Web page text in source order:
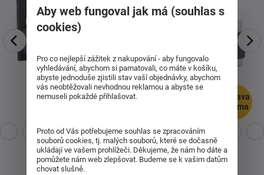
doprava
zdarma
Aby web fungoval jak má (souhlas s
cookies)
Pro co nejlepší zážitek z nakupování - aby fungovalo
vyhledávání, abychom si pamatovali, co máte v košíku,
abyste jednoduše zjistili stav vaší objednávky, abychom
vás neobtěžovali nevhodnou reklamou a abyste se
nemuseli pokaždé přihlašovat.
Proto od Vás potřebujeme souhlas se zpracováním
souborů cookies, tj. malých souborů, které se dočasně
ukládají ve vašem prohlížeči. Děkujeme, že nám ho dáte a
pomůžete nám web zlepšovat. Budeme se k vašim datům
chovat slušně.